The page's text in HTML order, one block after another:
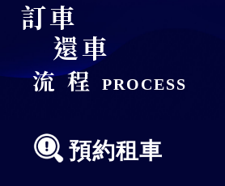
訂車
還車
流程 PROCESS
預約租車